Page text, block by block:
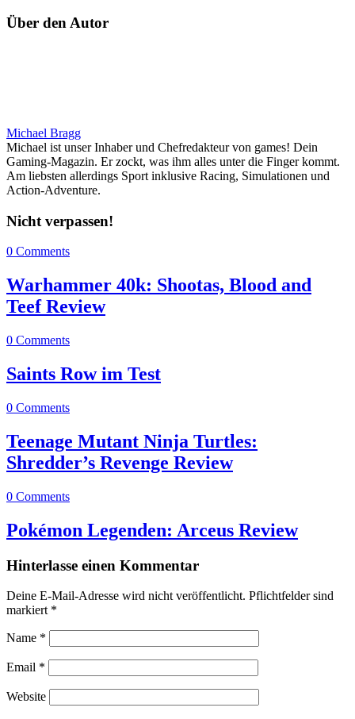
Über den Autor
Michael Bragg
Michael ist unser Inhaber und Chefredakteur von games! Dein
Gaming-Magazin. Er zockt, was ihm alles unter die Finger kommt.
Am liebsten allerdings Sport inklusive Racing, Simulationen und
Action-Adventure.
Nicht verpassen!
0 Comments
Warhammer 40k: Shootas, Blood and
Teef Review
0 Comments
Saints Row im Test
0 Comments
Teenage Mutant Ninja Turtles:
Shredder’s Revenge Review
0 Comments
Pokémon Legenden: Arceus Review
Hinterlasse einen Kommentar
Deine E-Mail-Adresse wird nicht veröffentlicht. Pflichtfelder sind
markiert *
Name *
Email *
Website